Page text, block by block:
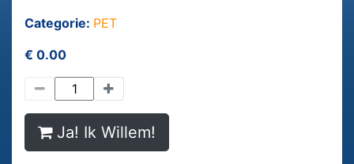
Categorie: PET
€ 0.00
Ja! Ik Willem!